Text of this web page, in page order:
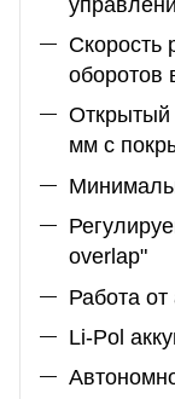
Скорость
оборотов
Открытый
мм с
overlap"
Работа от
Li-Pol